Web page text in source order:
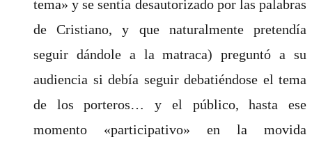
tema» y se sentía desautorizado por las palabras
de Cristiano, y que naturalmente pretendía
seguir dándole a la matraca) preguntó a su
audiencia si debía seguir debatiéndose el tema
de los porteros… y el público, hasta ese
momento «participativo» en la movida